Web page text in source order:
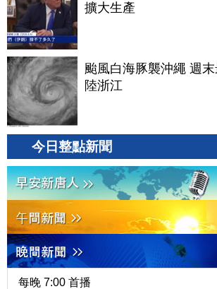
擴大生產
颱風白海豚襲沖繩 週
陸浙江
今日整點新聞
每晚 7:00 首播